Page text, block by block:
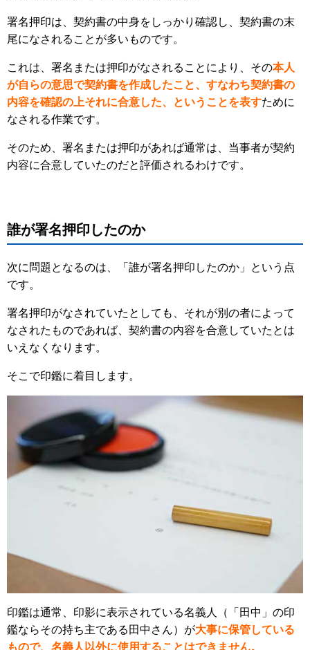
署名押印は、契約書の中身をしっかり確認し、契約書の末
尾になされることが多いものです。
これは、署名または押印がなされることにより、その本人
が自らの意思で契約書を作成したこと、すなわち契約書の
内容を確認の上それに合意した、ということを表すために
なされる作業です。
そのため、署名または押印があれば通常は、当事者が契約
内容に合意していたのだと評価されるわけです。
誰が署名押印したのか
次に問題となるのは、「誰が署名押印したのか」という点
です。
署名押印がなされていたとしても、それが別の者によって
なされたものであれば、契約書の内容を合意していたとは
いえなくなります。
そこで印鑑に着目します。
印鑑は通常、印影に表示されている名義人（「田中」の印
鑑ならその持ち主である田中さん）が大事に保管している
もので、名義人以外に使用することはできません。